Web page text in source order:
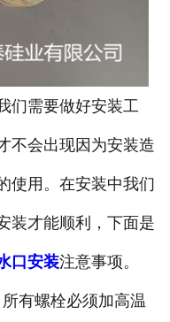
们需要做好安装工
不会出现因为安装造
使用。在安装中我们
装才能顺利，下面是
口安装注意事项。
有螺栓必须加高温